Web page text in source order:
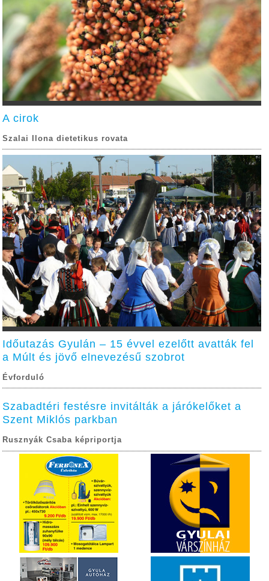
A cirok
Szalai Ilona dietetikus rovata
Időutazás Gyulán – 15 évvel ezelőtt avatták fel
a Múlt és jövő elnevezésű szobrot
Évforduló
Szabadtéri festésre invitálták a járókelőket a
Szent Miklós parkban
Rusznyák Csaba képriportja